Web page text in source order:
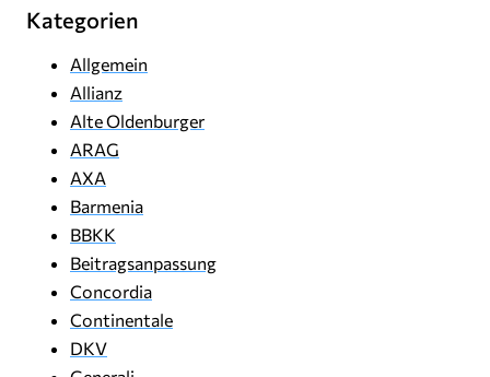
Kategorien
Allgemein
Allianz
Alte Oldenburger
ARAG
AXA
Barmenia
BBKK
Beitragsanpassung
Concordia
Continentale
DKV